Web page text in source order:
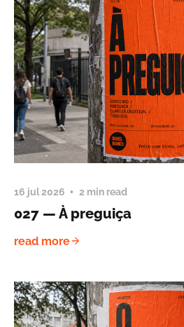
16 jul 2026 2 min read
027 — À preguiça
read more